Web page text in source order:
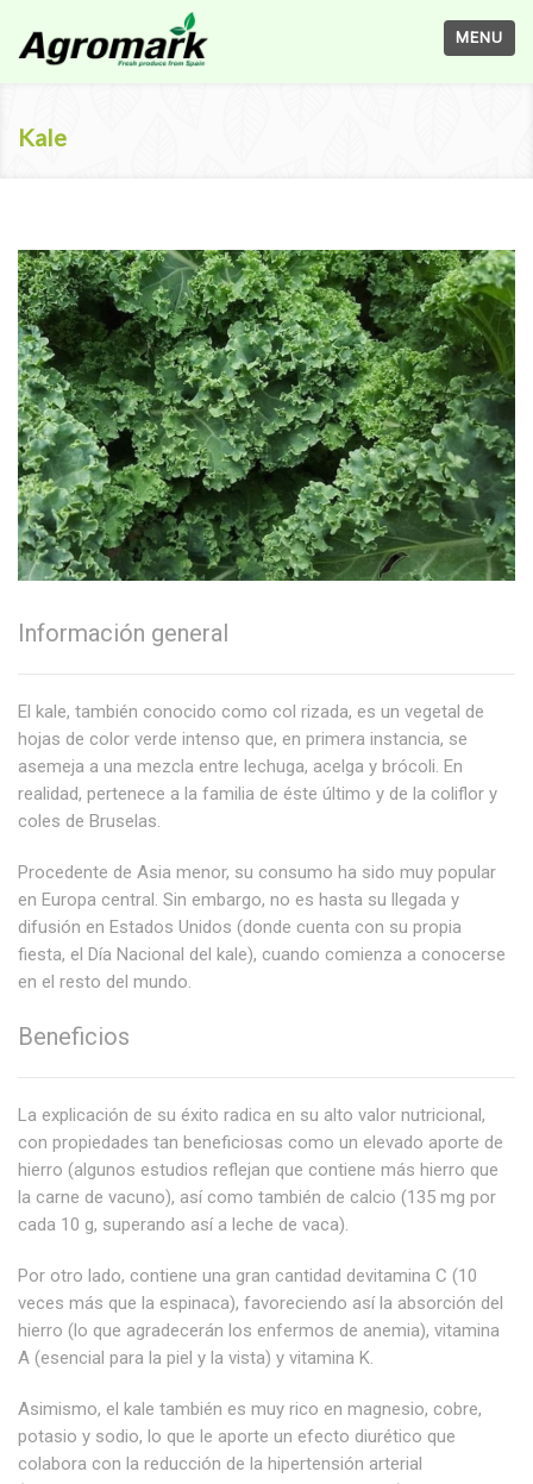
MENU
Kale
Información general
El kale, también conocido como col rizada, es un vegetal de
hojas de color verde intenso que, en primera instancia, se
asemeja a una mezcla entre lechuga, acelga y brócoli. En
realidad, pertenece a la familia de éste último y de la coliflor y
coles de Bruselas.
Procedente de Asia menor, su consumo ha sido muy popular
en Europa central. Sin embargo, no es hasta su llegada y
difusión en Estados Unidos (donde cuenta con su propia
fiesta, el Día Nacional del kale), cuando comienza a conocerse
en el resto del mundo.
Beneficios
La explicación de su éxito radica en su alto valor nutricional,
con propiedades tan beneficiosas como un elevado aporte de
hierro (algunos estudios reflejan que contiene más hierro que
la carne de vacuno), así como también de calcio (135 mg por
cada 10 g, superando así a leche de vaca).
Por otro lado, contiene una gran cantidad devitamina C (10
veces más que la espinaca), favoreciendo así la absorción del
hierro (lo que agradecerán los enfermos de anemia), vitamina
A (esencial para la piel y la vista) y vitamina K.
Asimismo, el kale también es muy rico en magnesio, cobre,
potasio y sodio, lo que le aporte un efecto diurético que
colabora con la reducción de la hipertensión arterial